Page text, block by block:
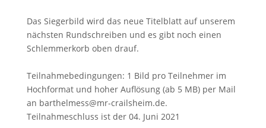
Das Siegerbild wird das neue Titelblatt auf unserem
nächsten Rundschreiben und es gibt noch einen
Schlemmerkorb oben drauf.
Teilnahmebedingungen: 1 Bild pro Teilnehmer im
Hochformat und hoher Auflösung (ab 5 MB) per Mail
an barthelmess@mr-crailsheim.de.
Teilnahmeschluss ist der 04. Juni 2021